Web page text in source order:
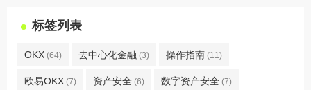
标签列表
OKX (64) 去中心化金融 (3) 操作指南 (11)
欧易OKX (7) 资产安全 (6) 数字资产安全 (7)